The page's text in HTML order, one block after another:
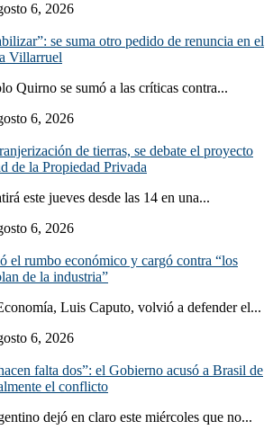
6, 2026
se suma otro pedido de renuncia en el
Villarruel
Quirno se sumó a las críticas contra...
6, 2026
de tierras, se debate el proyecto
de la Propiedad Privada
este jueves desde las 14 en una...
6, 2026
el rumbo económico y cargó contra “los
de la industria”
Luis Caputo, volvió a defender el...
6, 2026
falta dos”: el Gobierno acusó a Brasil de
el conflicto
dejó en claro este miércoles que no...